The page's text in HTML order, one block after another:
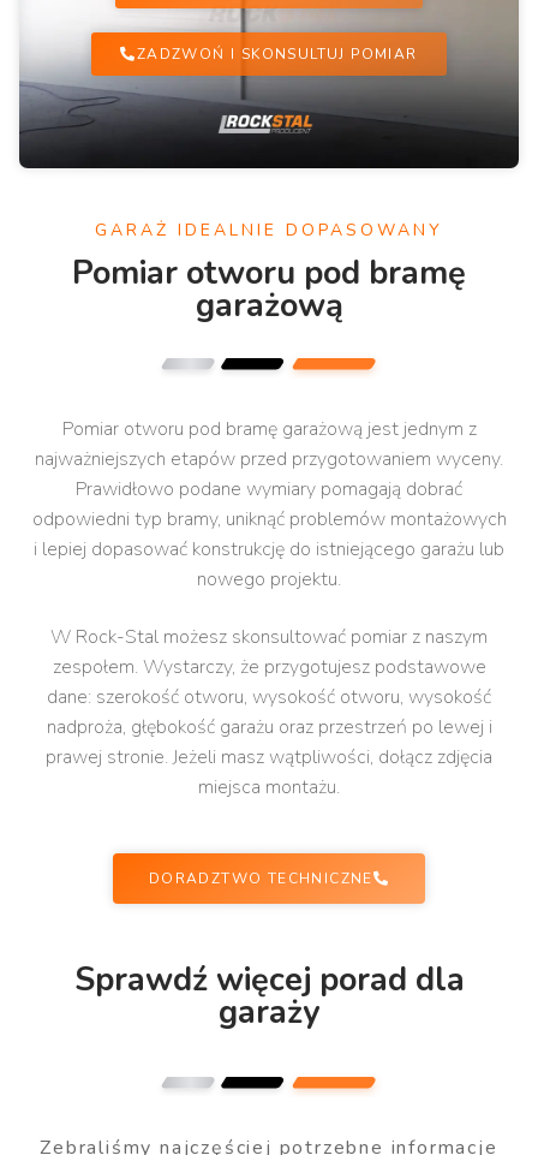
ZADZWOŃ I SKONSULTUJ POMIAR
GARAŻ IDEALNIE DOPASOWANY
Pomiar otworu pod bramę
garażową
Pomiar otworu pod bramę garażową jest jednym z
najważniejszych etapów przed przygotowaniem wyceny.
Prawidłowo podane wymiary pomagają dobrać
odpowiedni typ bramy, uniknąć problemów montażowych
i lepiej dopasować konstrukcję do istniejącego garażu lub
nowego projektu.
W Rock-Stal możesz skonsultować pomiar z naszym
zespołem. Wystarczy, że przygotujesz podstawowe
dane: szerokość otworu, wysokość otworu, wysokość
nadproża, głębokość garażu oraz przestrzeń po lewej i
prawej stronie. Jeżeli masz wątpliwości, dołącz zdjęcia
miejsca montażu.
DORADZTWO TECHNICZNE
Sprawdź więcej porad dla
garaży
Zebraliśmy najczęściej potrzebne informacje